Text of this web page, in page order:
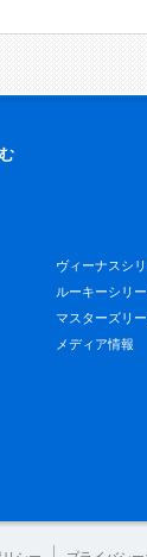
ヴィーナスシ
ルーキーシリ
マスターズリ
メディア情報